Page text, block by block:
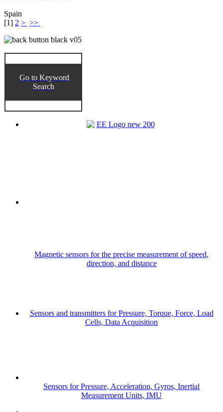
Spain
[1] 2 > >>
Go to Keyword
Search
Magnetic sensors for the precise measurement of speed,
direction, and distance
Sensors and transmitters for Pressure, Torque, Force, Load
Cells, Data Acquisition
Sensors for Pressure, Acceleration, Gyros, Inertial
Measurement Units, IMU